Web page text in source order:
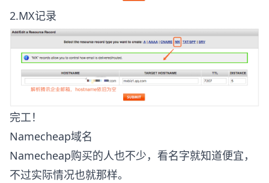
2.MX记录
完工！
Namecheap域名
Namecheap购买的人也不少，看名字就知道便宜，
不过实际情况也就那样。